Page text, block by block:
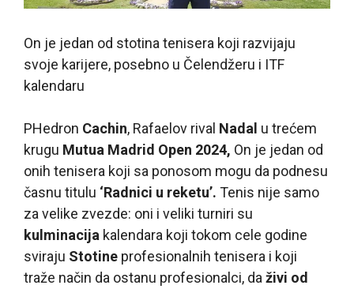
On je jedan od stotina tenisera koji razvijaju
svoje karijere, posebno u Čelendžeru i ITF
kalendaru
PHedron Cachin, Rafaelov rival Nadal u trećem
krugu Mutua Madrid Open 2024, On je jedan od
onih tenisera koji sa ponosom mogu da podnesu
časnu titulu ‘Radnici u reketu’. Tenis nije samo
za velike zvezde: oni i veliki turniri su
kulminacija kalendara koji tokom cele godine
sviraju Stotine profesionalnih tenisera i koji
traže način da ostanu profesionalci, da živi od